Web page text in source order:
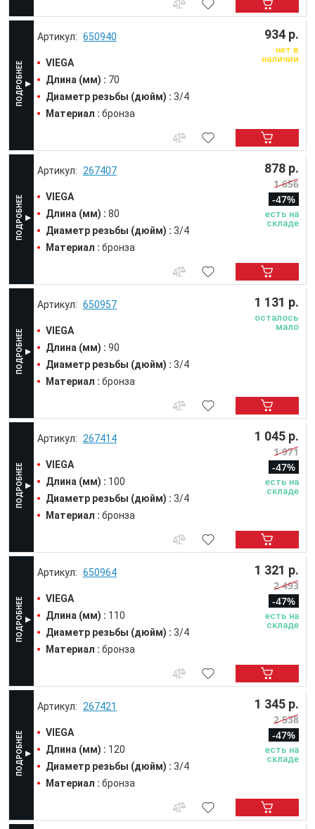
650940
VIEGA
Длина (мм) : 70
Диаметр резьбы (дюйм) : 3/4
Материал : бронза
934 р.
нет в
наличии
267407
VIEGA
Длина (мм) : 80
Диаметр резьбы (дюйм) : 3/4
Материал : бронза
878 р.
1 656
-47%
есть на
складе
650957
VIEGA
Длина (мм) : 90
Диаметр резьбы (дюйм) : 3/4
Материал : бронза
1 131 р.
осталось
мало
267414
VIEGA
Длина (мм) : 100
Диаметр резьбы (дюйм) : 3/4
Материал : бронза
1 045 р.
1 971
-47%
есть на
складе
650964
VIEGA
Длина (мм) : 110
Диаметр резьбы (дюйм) : 3/4
Материал : бронза
1 321 р.
2 493
-47%
есть на
складе
267421
VIEGA
Длина (мм) : 120
Диаметр резьбы (дюйм) : 3/4
Материал : бронза
1 345 р.
2 538
-47%
есть на
складе